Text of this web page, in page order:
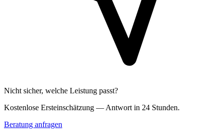
Nicht sicher, welche Leistung passt?
Kostenlose Erst­einschätzung — Antwort in 24 Stunden.
Beratung anfragen